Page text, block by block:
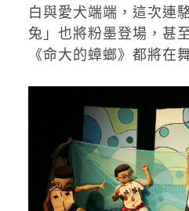
白與愛犬端端，這次連
兔」 也將粉墨登場，甚
《命大的蟑螂》 都將在